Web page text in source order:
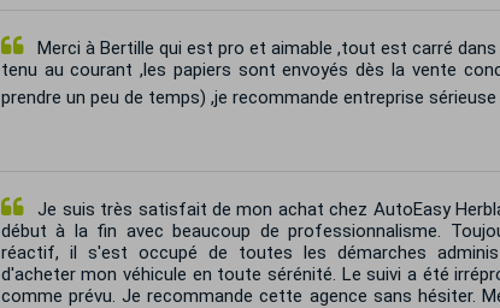
Merci à Bertille qui est pro et aimable ,tout est carré
tenu au courant ,les papiers sont envoyés dès la vente
prendre un peu de temps) ,je recommande entreprise sérieuse
Je suis très satisfait de mon achat chez AutoEasy
début à la fin avec beaucoup de professionnalisme.
réactif, il s'est occupé de toutes les démarches
d'acheter mon véhicule en toute sérénité. Le suivi a été
comme prévu. Je recommande cette agence sans hésiter.